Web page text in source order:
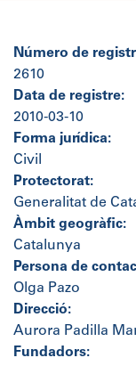
Número de
2610
Data de registre:
2010-03-10
Forma jurídica:
Civil
Protectorat:
Generalitat de
Àmbit geogràfic:
Catalunya
Persona de
Olga Pazo
Direcció:
Aurora Padilla
Fundadors: